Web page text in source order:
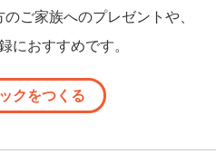
ご家族へのプレゼントや、
におすすめです。
クをつくる